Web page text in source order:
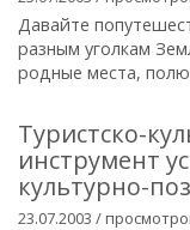
Давайте
разным уголкам
родные места,
Туристско-
инструмент
культурно-
23.07.2003 /